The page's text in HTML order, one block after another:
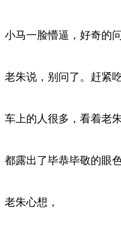
小马一脸懵逼，好奇的
老朱说，别问了。赶紧
车上的人很多，看着老
都露出了毕恭毕敬的眼色
老朱心想，